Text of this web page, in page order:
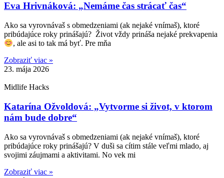
Eva Hrivnáková: „Nemáme čas strácať čas“
Ako sa vyrovnávaš s obmedzeniami (ak nejaké vnímaš), ktoré
pribúdajúce roky prinášajú? Život vždy prináša nejaké prekvapenia
, ale asi to tak má byť. Pre mňa
Zobraziť viac »
23. mája 2026
Midlife Hacks
Katarína Ožvoldová: „Vytvorme si život, v ktorom
nám bude dobre“
Ako sa vyrovnávaš s obmedzeniami (ak nejaké vnímaš), ktoré
pribúdajúce roky prinášajú? V duši sa cítim stále veľmi mlado, aj
svojimi záujmami a aktivitami. No vek mi
Zobraziť viac »